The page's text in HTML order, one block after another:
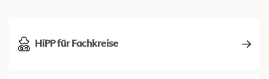
HiPP für Fachkreise